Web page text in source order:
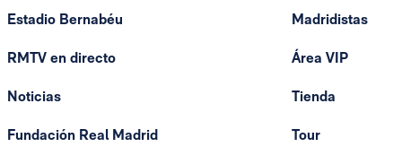
Estadio Bernabéu
RMTV en directo
Noticias
Fundación Real Madrid
Madridistas
Área VIP
Tienda
Tour